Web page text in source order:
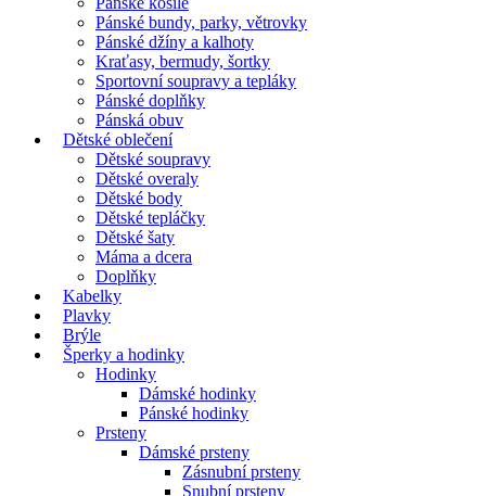
Pánské bundy, parky, větrovky
Pánské džíny a kalhoty
Kraťasy, bermudy, šortky
Sportovní soupravy a tepláky
Pánské doplňky
Pánská obuv
Dětské oblečení
Dětské soupravy
Dětské overaly
Dětské body
Dětské tepláčky
Dětské šaty
Máma a dcera
Doplňky
Kabelky
Plavky
Brýle
Šperky a hodinky
Hodinky
Dámské hodinky
Pánské hodinky
Prsteny
Dámské prsteny
Zásnubní prsteny
Snubní prsteny